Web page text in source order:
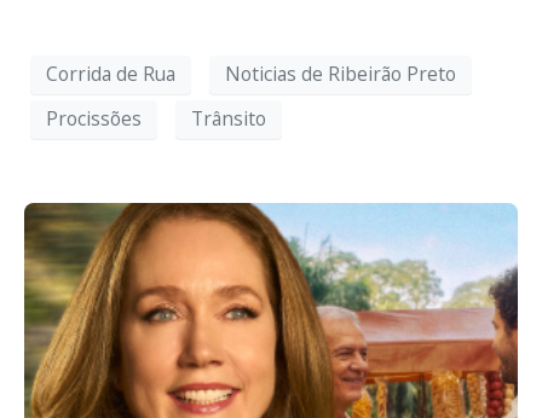
Corrida de Rua
Noticias de Ribeirão Preto
Procissões
Trânsito